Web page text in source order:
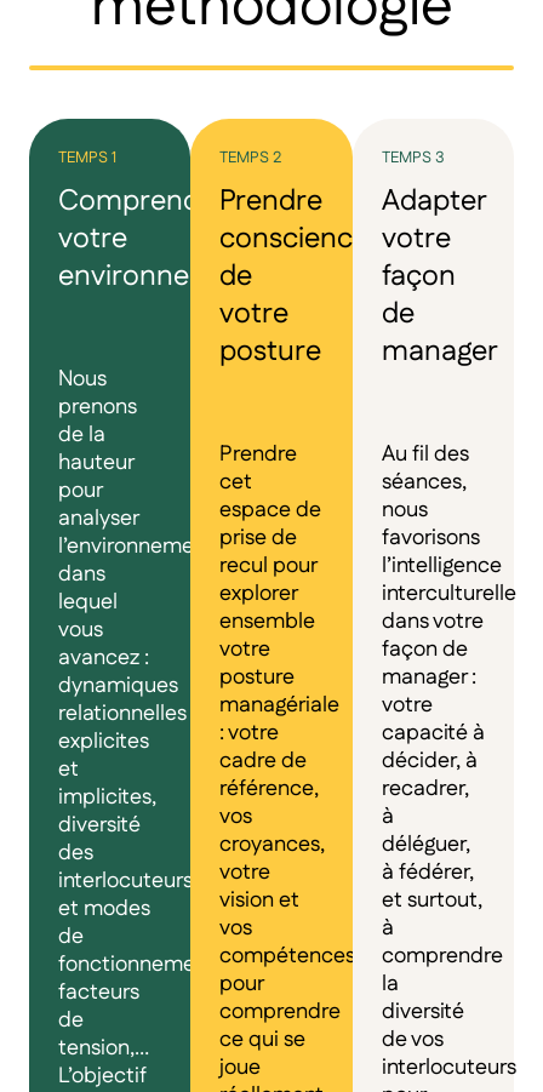
TEMPS 1
Comprendre
votre
environnement
Nous
prenons
de la
hauteur
pour
analyser
l’environnement
dans
lequel
vous
avancez :
dynamiques
relationnelles
explicites
et
implicites,
diversité
des
interlocuteurs
et modes
de
fonctionnement,
facteurs
de
tension,…
L’objectif
TEMPS 2
Prendre
conscience
de
votre
posture
Prendre
cet
espace de
prise de
recul pour
explorer
ensemble
votre
posture
managériale
: votre
cadre de
référence,
vos
croyances,
votre
vision et
vos
compétences,
pour
comprendre
ce qui se
joue
TEMPS 3
Adapter
votre
façon
de
manager
Au fil des
séances,
nous
favorisons
l’intelligence
interculturelle
dans votre
façon de
manager :
votre
capacité à
décider, à
recadrer,
à
déléguer,
à fédérer,
et surtout,
à
comprendre
la
diversité
de vos
interlocuteurs